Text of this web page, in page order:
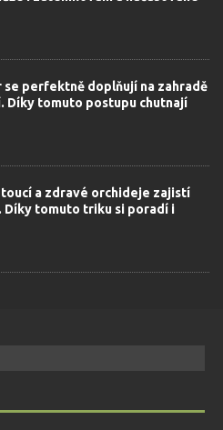
se perfektně doplňují na zahradě
Díky tomuto postupu chutnají
a zdravé orchideje zajistí
Díky tomuto triku si poradí i